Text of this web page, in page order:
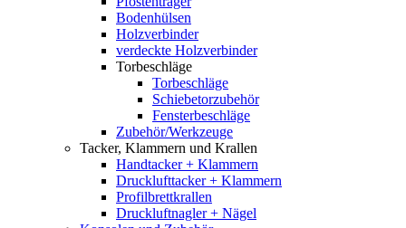
Bodenhülsen
Holzverbinder
verdeckte Holzverbinder
Torbeschläge
Torbeschläge
Schiebetorzubehör
Fensterbeschläge
Zubehör/Werkzeuge
Tacker, Klammern und Krallen
Handtacker + Klammern
Drucklufttacker + Klammern
Profilbrettkrallen
Druckluftnagler + Nägel